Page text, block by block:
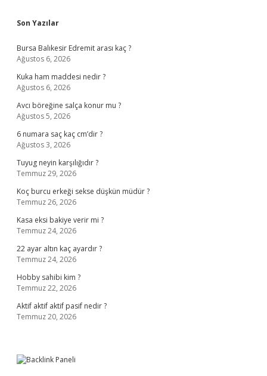
Sidebar
Son Yazılar
Bursa Balıkesir Edremit arası kaç ?
Ağustos 6, 2026
Kuka ham maddesi nedir ?
Ağustos 6, 2026
Avcı böreğine salça konur mu ?
Ağustos 5, 2026
6 numara saç kaç cm’dir ?
Ağustos 3, 2026
Tuyug neyin karşılığıdır ?
Temmuz 29, 2026
Koç burcu erkeği sekse düşkün müdür ?
Temmuz 26, 2026
Kasa eksi bakiye verir mi ?
Temmuz 24, 2026
22 ayar altın kaç ayardır ?
Temmuz 24, 2026
Hobby sahibi kim ?
Temmuz 22, 2026
Aktif aktif aktif pasif nedir ?
Temmuz 20, 2026